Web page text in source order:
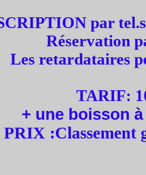
par
Réservation
Les retardataires
TARIF:
+ une boisson
PRIX :Classement